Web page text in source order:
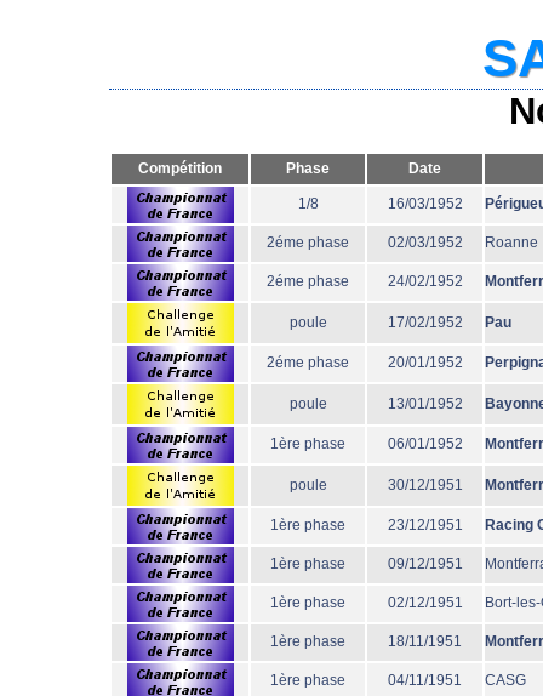
Compétition Phase Date
1/8 16/03/1952
2éme phase 02/03/1952 Roanne
2éme phase 24/02/1952
poule 17/02/1952 Pau
2éme phase 20/01/1952
poule 13/01/1952
1ère phase 06/01/1952
poule 30/12/1951
1ère phase 23/12/1951 Racing
1ère phase 09/12/1951
1ère phase 02/12/1951 Bort-
1ère phase 18/11/1951
1ère phase 04/11/1951 CASG